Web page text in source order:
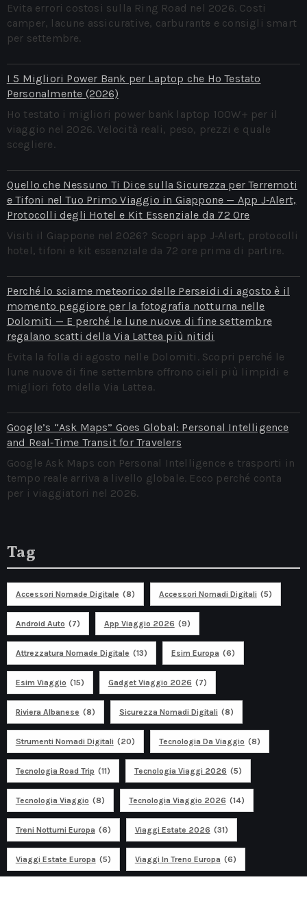
Evita errori costosi sulla Ring Road nel 2026. Costi
camper, lacune assicurative, carburante e consigli smart
per settembre.
I 5 Migliori Power Bank per Laptop che Ho Testato
Personalmente (2026)
Ho testato i migliori power bank laptop 100W+ per il
viaggio nel 2026. Velocità reali, peso, prezzi e quale
scegliere.
Quello che Nessuno Ti Dice sulla Sicurezza per Terremoti
e Tifoni nel Tuo Primo Viaggio in Giappone — App J‑Alert,
Protocolli degli Hotel e Kit Essenziale da 72 Ore
Visiti il Giappone nel 2026? Scopri app J‑Alert, protocolli
hotel, tifoni e kit essenziale da 72 ore prima di partire.
Perché lo sciame meteorico delle Perseidi di agosto è il
momento peggiore per la fotografia notturna nelle
Dolomiti — E perché le lune nuove di fine settembre
regalano scatti della Via Lattea più nitidi
Evita la folla di agosto nelle Dolomiti. Scopri perché le
lune nuove di fine settembre offrono cieli più limpidi e
migliori foto della Via Lattea.
Google’s “Ask Maps” Goes Global: Personal Intelligence
and Real‑Time Transit for Travelers
Google Ask Maps con Personal Intelligence e trasporti in
tempo reale arriva a livello globale. Ecco perché conta
per i viaggiatori nel 2026.
Tag
Accessori Nomade Digitale (8) Accessori Nomadi Digitali (5)
Android Auto (7) App Viaggio 2026 (9)
Attrezzatura Nomade Digitale (13) Esim Europa (6)
Esim Viaggio (15) Gadget Viaggio 2026 (7)
Riviera Albanese (8) Sicurezza Nomadi Digitali (8)
Strumenti Nomadi Digitali (20) Tecnologia Da Viaggio (8)
Tecnologia Road Trip (11) Tecnologia Viaggi 2026 (5)
Tecnologia Viaggio (8) Tecnologia Viaggio 2026 (14)
Treni Notturni Europa (6) Viaggi Estate 2026 (31)
Viaggi Estate Europa (5) Viaggi In Treno Europa (6)